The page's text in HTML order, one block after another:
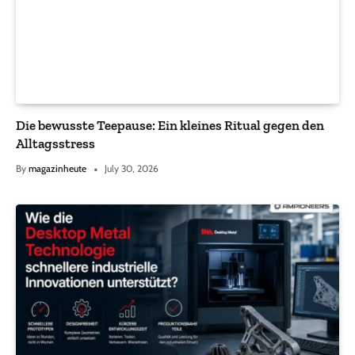
Die bewusste Teepause: Ein kleines Ritual gegen den
Alltagsstress
By magazinheute July 30, 2026